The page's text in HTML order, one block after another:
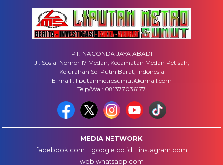
PT. NACONDA JAYA ABADI
Jl. Sosial Nomor 17 Medan, Kecamatan Medan Petisah,
Kelurahan Sei Putih Barat, Indonesia
E-mail : liputanmetrosumut@gmail.com
Telp/Wa : 081377036177
MEDIA NETWORK
facebook.com
google.co.id
instagram.com
web.whatsapp.com